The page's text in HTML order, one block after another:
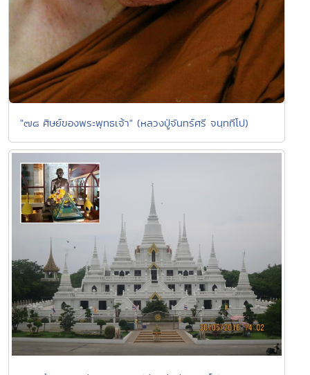
"๗๘ ศิษย์ของพระพุทธเจ้า" (หลวงปู่จันทร์ศรี จนฺททีโป)